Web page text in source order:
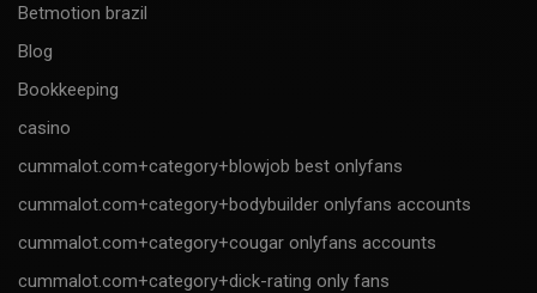
Betmotion brazil
Blog
Bookkeeping
casino
cummalot.com+category+blowjob best onlyfans
cummalot.com+category+bodybuilder onlyfans accounts
cummalot.com+category+cougar onlyfans accounts
cummalot.com+category+dick-rating only fans